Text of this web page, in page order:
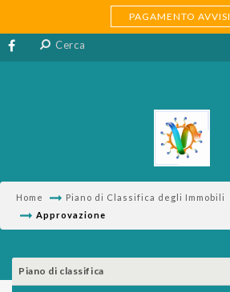
PAGAMENTO AVVISI
Home Piano di Classifica degli Immobili
Approvazione
Piano di classifica